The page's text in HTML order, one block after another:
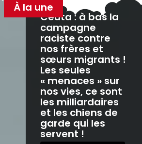
À la une
Ceuta : à bas la
campagne
raciste contre
nos frères et
sœurs migrants !
Les seules
« menaces » sur
nos vies, ce sont
les milliardaires
et les chiens de
garde qui les
servent !